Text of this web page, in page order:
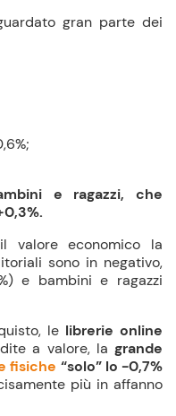
gran parte dei
e ragazzi, che
valore economico la
sono in negativo,
e bambini e ragazzi
le librerie online
a valore, la grande
fisiche “solo” lo -0,7%
più in affanno